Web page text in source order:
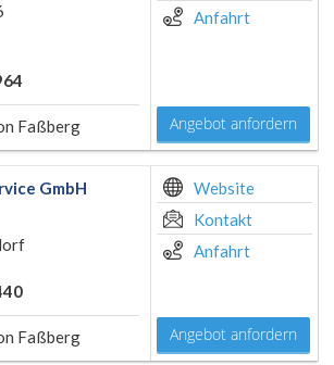
Faßberg
Anfahrt
Angebot anfordern
GmbH
Faßberg
Website
Kontakt
Anfahrt
Angebot anfordern